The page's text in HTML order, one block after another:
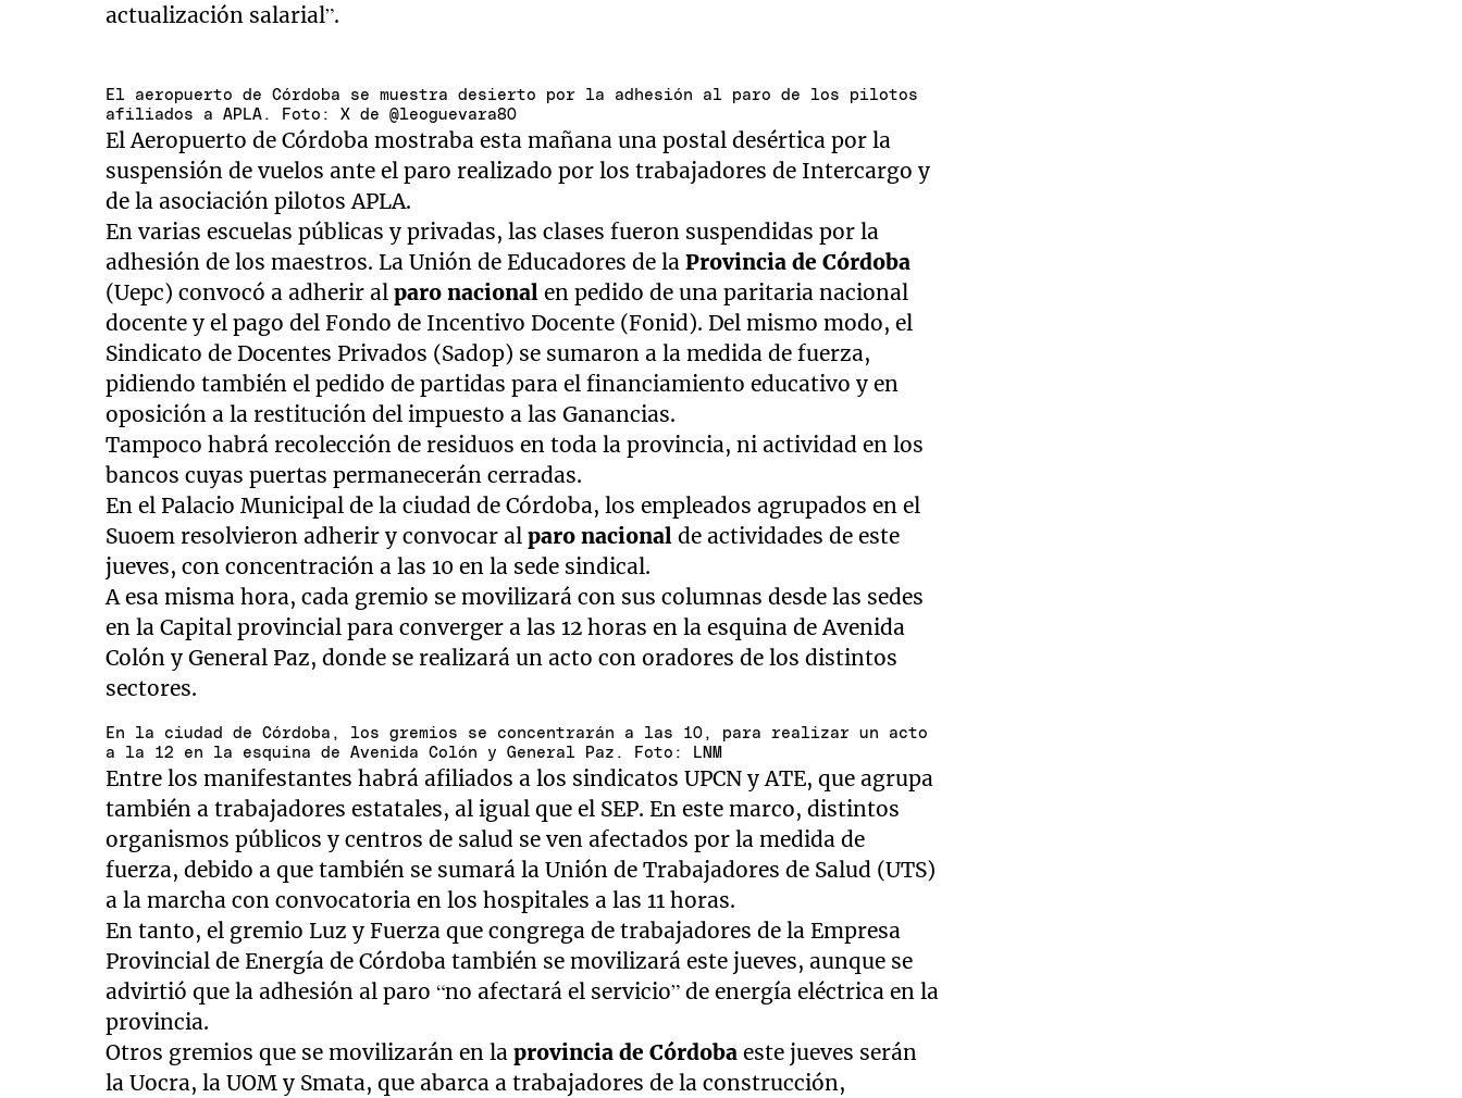
actualización salarial”.
El aeropuerto de Córdoba se muestra desierto por la adhesión al paro de los pilotos
afiliados a APLA. Foto: X de @leoguevara80
El Aeropuerto de Córdoba mostraba esta mañana una postal desértica por la
suspensión de vuelos ante el paro realizado por los trabajadores de Intercargo y
de la asociación pilotos APLA.
En varias escuelas públicas y privadas, las clases fueron suspendidas por la
adhesión de los maestros. La Unión de Educadores de laProvincia de Córdoba
(Uepc) convocó a adherir alparo nacional en pedido de una paritaria nacional
docente y el pago del Fondo de Incentivo Docente (Fonid). Del mismo modo, el
Sindicato de Docentes Privados (Sadop) se sumaron a la medida de fuerza,
pidiendo también el pedido de partidas para el financiamiento educativo y en
oposición a la restitución del impuesto a las Ganancias.
Tampoco habrá recolección de residuos en toda la provincia, ni actividad en los
bancos cuyas puertas permanecerán cerradas.
En el Palacio Municipal de la ciudad de Córdoba, los empleados agrupados en el
Suoem resolvieron adherir y convocar alparo nacional de actividades de este
jueves, con concentración a las 10 en la sede sindical.
A esa misma hora, cada gremio se movilizará con sus columnas desde las sedes
en la Capital provincial para converger a las 12 horas en la esquina de Avenida
Colón y General Paz, donde se realizará un acto con oradores de los distintos
sectores.
En la ciudad de Córdoba, los gremios se concentrarán a las 10, para realizar un acto
a la 12 en la esquina de Avenida Colón y General Paz. Foto: LNM
Entre los manifestantes habrá afiliados a los sindicatos UPCN y ATE, que agrupa
también a trabajadores estatales, al igual que el SEP. En este marco, distintos
organismos públicos y centros de salud se ven afectados por la medida de
fuerza, debido a que también se sumará la Unión de Trabajadores de Salud (UTS)
a la marcha con convocatoria en los hospitales a las 11 horas.
En tanto, el gremio Luz y Fuerza que congrega de trabajadores de la Empresa
Provincial de Energía de Córdoba también se movilizará este jueves, aunque se
advirtió que la adhesión al paro “no afectará el servicio” de energía eléctrica en la
provincia.
Otros gremios que se movilizarán en laprovincia de Córdoba este jueves serán
la Uocra, la UOM y Smata, que abarca a trabajadores de la construcción,